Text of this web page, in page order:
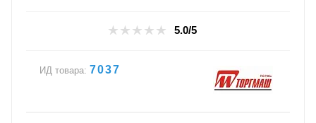
5.0/5
ИД товара: 7037